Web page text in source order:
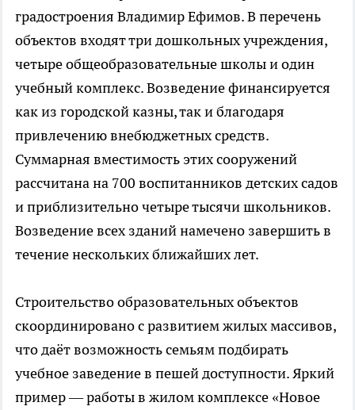
градостроения Владимир Ефимов. В перечень
объектов входят три дошкольных учреждения,
четыре общеобразовательные школы и один
учебный комплекс. Возведение финансируется
как из городской казны, так и благодаря
привлечению внебюджетных средств.
Суммарная вместимость этих сооружений
рассчитана на 700 воспитанников детских садов
и приблизительно четыре тысячи школьников.
Возведение всех зданий намечено завершить в
течение нескольких ближайших лет.
Строительство образовательных объектов
скоординировано с развитием жилых массивов,
что даёт возможность семьям подбирать
учебное заведение в пешей доступности. Яркий
пример — работы в жилом комплексе «Новое